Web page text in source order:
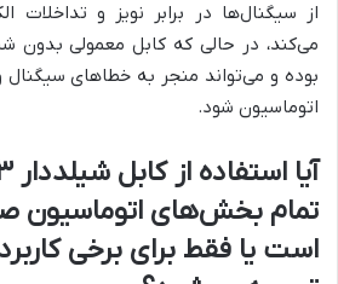
از سیگنال‌ها در برابر نویز و تداخلات
می‌کند، در حالی که کابل معمولی بدون
بوده و می‌تواند منجر به خطاهای سیگنال
اتوماسیون شود.
تمام بخش‌های اتوماسیون
است یا فقط برای برخی